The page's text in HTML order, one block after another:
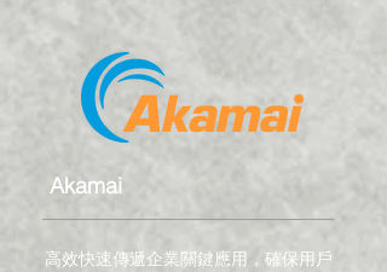
Akamai
高效快速傳遞企業關鍵應用，確保用戶